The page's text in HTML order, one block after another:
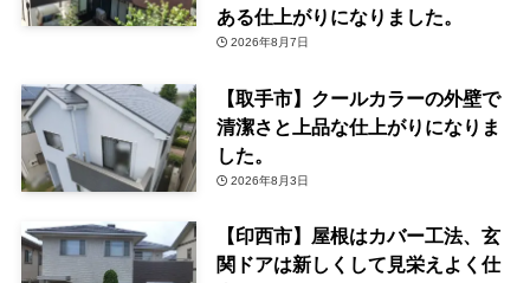
ある仕上がりになりました。
2026年8月7日
【取手市】クールカラーの外壁で
清潔さと上品な仕上がりになりま
した。
2026年8月3日
【印西市】屋根はカバー工法、玄
関ドアは新しくして見栄えよく仕